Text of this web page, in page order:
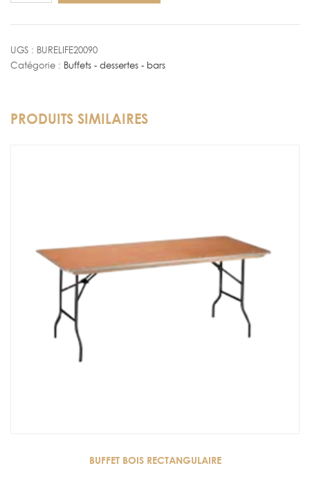
Floréale
UGS : BURELIFE20090
Catégorie : Buffets - dessertes - bars
PRODUITS SIMILAIRES
BUFFET BOIS RECTANGULAIRE